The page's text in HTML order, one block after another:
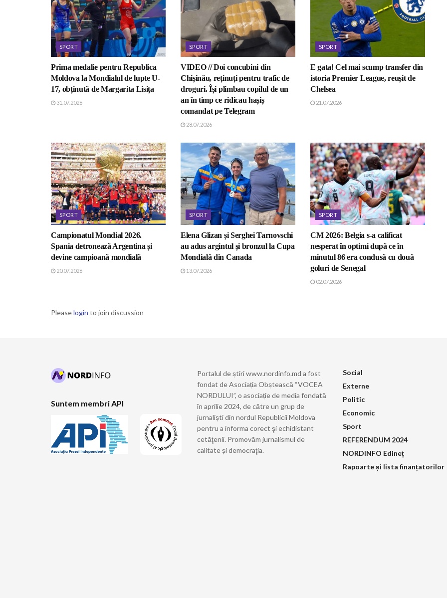
SPORT
Prima medalie pentru Republica
Moldova la Mondialul de lupte U-
17, obținută de Margarita Lisița
31.07.2026
SPORT
VIDEO // Doi concubini din
Chișinău, reținuți pentru trafic de
droguri. Își plimbau copilul de un
an în timp ce ridicau hașiș
comandat pe Telegram
28.07.2026
SPORT
E gata! Cel mai scump transfer din
istoria Premier League, reușit de
Chelsea
21.07.2026
SPORT
Campionatul Mondial 2026.
Spania detronează Argentina și
devine campioană mondială
20.07.2026
SPORT
Elena Glizan și Serghei Tarnovschi
au adus argintul și bronzul la Cupa
Mondială din Canada
13.07.2026
SPORT
CM 2026: Belgia s-a calificat
nesperat în optimi după ce în
minutul 86 era condusă cu două
goluri de Senegal
02.07.2026
Pleaselogin to join discussion
Suntem membri API
Portalul de știri www.nordinfo.md a fost
fondat de Asociația Obștească “VOCEA
NORDULUI”, o asociație de media fondată
în aprilie 2024, de către un grup de
jurnaliști din nordul Republicii Moldova
pentru a informa corect şi echidistant
cetăţenii. Promovăm jurnalismul de
calitate și democraţia.
Social
Externe
Politic
Economic
Sport
REFERENDUM 2024
NORDINFO Edineț
Rapoarte și lista finanțatorilor